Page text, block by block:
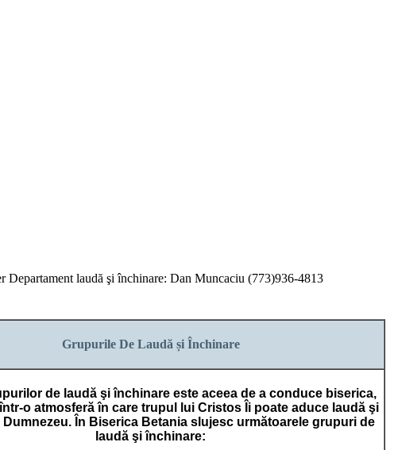
Departament laudă şi închinare: Dan Muncaciu (773)936-4813
Grupurile De Laudă și Închinare
de laudă şi închinare este aceea de a conduce biserica,
o atmosferă în care trupul lui Cristos Îi poate aduce laudă şi
În Biserica Betania slujesc următoarele grupuri de
laudă şi închinare: